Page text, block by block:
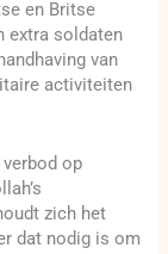
en Britse
extra soldaten
van
activiteiten
op
zich het
dat nodig is om